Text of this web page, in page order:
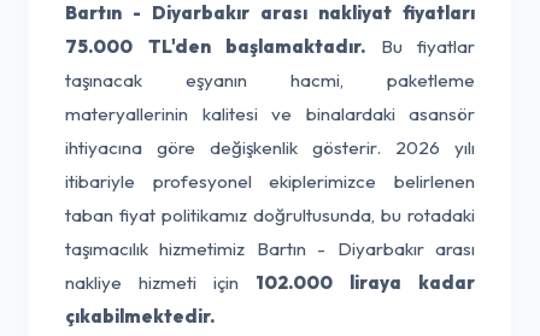
Bartın - Diyarbakır arası nakliyat fiyatları
75.000 TL'den başlamaktadır. Bu fiyatlar
taşınacak eşyanın hacmi, paketleme
materyallerinin kalitesi ve binalardaki asansör
ihtiyacına göre değişkenlik gösterir. 2026 yılı
itibariyle profesyonel ekiplerimizce belirlenen
taban fiyat politikamız doğrultusunda, bu rotadaki
taşımacılık hizmetimiz Bartın - Diyarbakır arası
nakliye hizmeti için 102.000 liraya kadar
çıkabilmektedir.